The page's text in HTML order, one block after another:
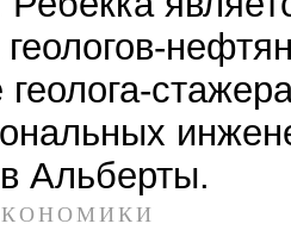
геолога-
Альберты.